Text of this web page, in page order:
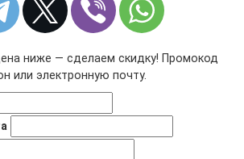
ниже — сделаем скидку! Промокод
или электронную почту.